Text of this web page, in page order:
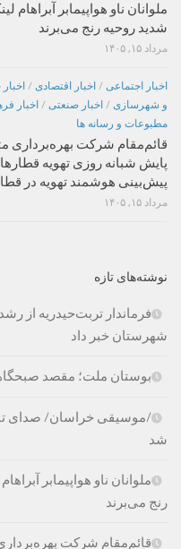
ملوانان ناو هواپیمابر
شدید روحیه رنج می‌برند
مرداد ۱۵, ۱۴۰۵
اخبار اجتماعی / اخبار اقتصادی /
و شهرسازی / اخبار صنعتی / اخبار
مطبوعات و رسانه ها
قائم‌مقام شرکت بهره‌برداری
پایش شبانه روزی تهویه
پیش‌بینی هوشمند تهویه در
مرداد ۱۵, ۱۴۰۵
نوشته‌های تازه
شهرستان خبر داد
بوستان ملت؛ مقصد
/موسیقی خراسان/ صدای
شد
ملوانان ناو هواپیمابر
رنج می‌برند
قائم‌مقام شرکت